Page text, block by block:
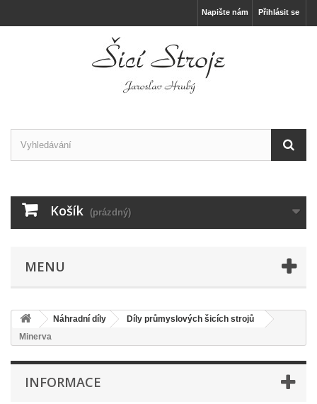
Přihlásit se
Napište nám
Košík (prázdný)
MENU
Náhradní díly
Díly průmyslových šicích strojů
Minerva
INFORMACE